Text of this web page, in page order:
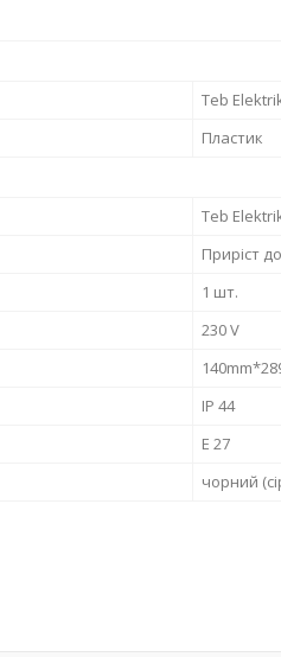
Teb
Пластик
Teb
Приріст
1 шт.
230 V
IP 44
Е 27
чорний